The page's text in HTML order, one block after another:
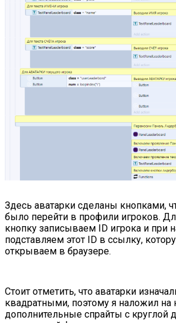
Здесь аватарки сделаны кнопками,
было перейти в профили игроков.
кнопку записываем ID игрока и при
подставляем этот ID в ссылку,
открываем в браузере.
Стоит отметить, что аватарки
квадратными, поэтому я наложил на
дополнительные спрайты с круглой